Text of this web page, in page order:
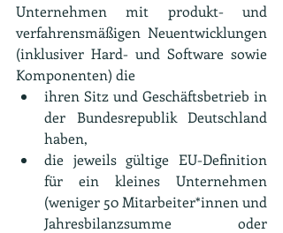
Unternehmen mit produkt- und
verfahrensmäßigen Neuentwicklungen
(inklusiver Hard- und Software sowie
Komponenten) die
ihren Sitz und Geschäftsbetrieb in
der Bundesrepublik Deutschland
haben,
die jeweils gültige EU-Definition
für ein kleines Unternehmen
(weniger 50 Mitarbeiter*innen und
Jahresbilanzsumme oder